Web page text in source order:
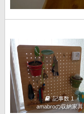
記事数 1
amabroの収納家具